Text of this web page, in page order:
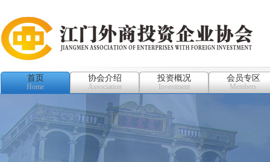
首页
Home
协会介绍
Association
投资概况
Investment
会员专区
Members